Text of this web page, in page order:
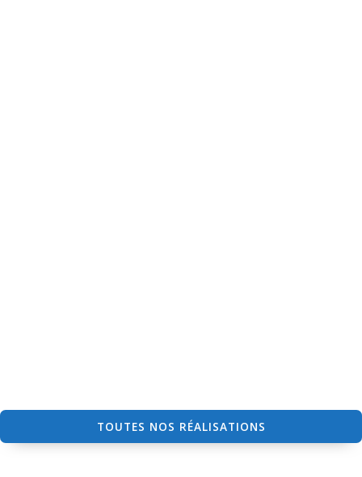
TOUTES NOS RÉALISATIONS